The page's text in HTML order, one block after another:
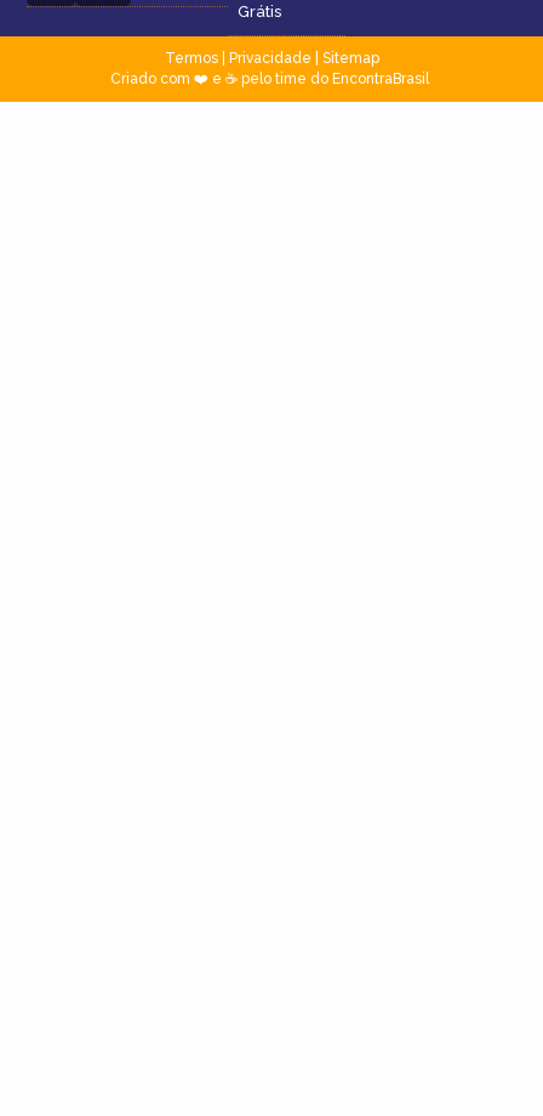
Grátis
Termos| Privacidade
Sitemap
Criado com ❤️ e ☕ pelo time do EncontraBrasil